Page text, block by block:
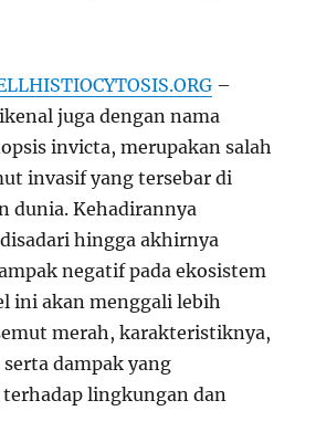
–
juga dengan nama
invicta, merupakan salah
invasif yang tersebar di
dunia. Kehadirannya
hingga akhirnya
negatif pada ekosistem
ini akan menggali lebih
merah, karakteristiknya,
dampak yang
lingkungan dan